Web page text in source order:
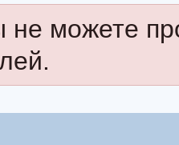
не можете